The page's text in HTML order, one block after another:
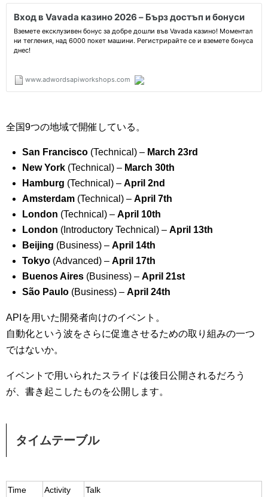
全国9つの地域で開催している。
San Francisco (Technical) – March 23rd
New York (Technical) – March 30th
Hamburg (Technical) –April 2nd
Amsterdam (Technical) –April 7th
London (Technical) –April 10th
London (Introductory Technical) –April 13th
Beijing (Business) –April 14th
Tokyo (Advanced) –April 17th
Buenos Aires (Business) –April 21st
São Paulo (Business) –April 24th
APIを用いた開発者向けのイベント。
自動化という波をさらに促進させるための取り組みの一つ
ではないか。
イベントで用いられたスライドは後日公開されるだろう
が、書き起こしたものを公開します。
タイムテーブル
Time Activity
Talk